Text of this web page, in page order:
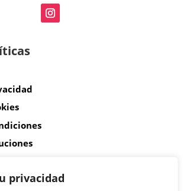
privacidad